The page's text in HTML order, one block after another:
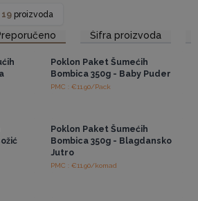
sadrže oko 30 Šumećih Bombica, što
za prodaju. Za ugodan doživljaj
upotreba 5 Šumećih Bombica po kupki.
i užitak krajnjem korisniku.
kupanje je naglo porasla, posebno
očaravajućim mirisima Šumećih
užitka za svaku trgovinu.
19 proizvoda
Šifra proizvoda
Pristup veleprodajnim
cijenama
Poklon Paket Šumećih
Bombica 350g - Baby Puder
PMC : €11.90/Pack
Poklon Paket Šumećih
Bombica 350g - Blagdansko
Jutro
PMC : €11.90/komad